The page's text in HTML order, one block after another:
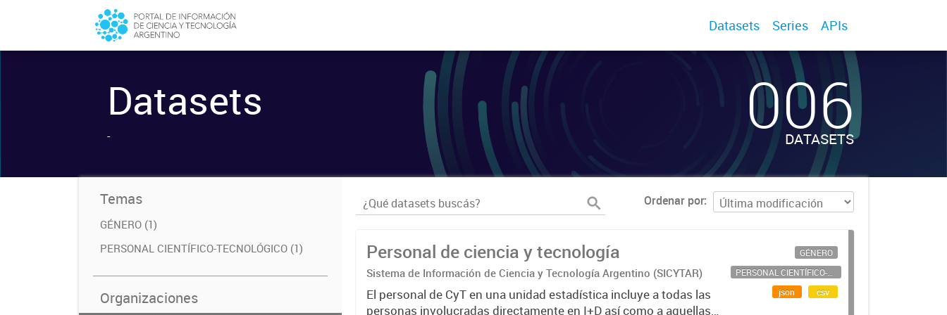
Datasets Series APIs
Datasets
- 006
DATASETS
Temas
GÉNERO (1)
PERSONAL CIENTÍFICO-TECNOLÓGICO (1)
Organizaciones
Ordenar por
Personal de ciencia y tecnología
Sistema de Información de Ciencia y Tecnología Argentino (SICYTAR)
El personal de CyT en una unidad estadística incluye a todas las
personas involucradas directamente en I+D así como a aquellas
GÉNERO
PERSONAL CIENTÍFICO-TECNOLÓGICO
json
csv